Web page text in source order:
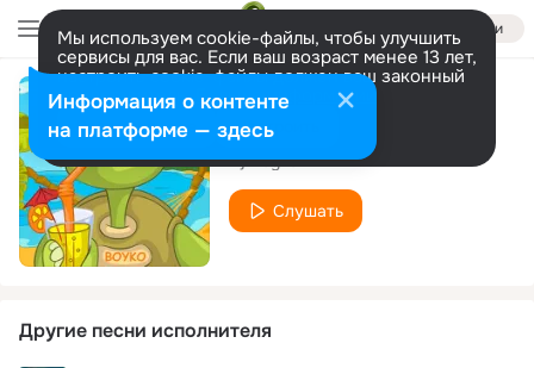
Войти
Мы используем cookie-файлы, чтобы улучшить
сервисы для вас. Если ваш возраст менее 13 лет,
настроить cookie-файлы должен ваш законный
представитель. Больше информации
Разрешить все Настроить
Босеком на песке
Dj Boyko
Слушать
Другие песни исполнителя
Информация о контенте
на платформе — здесь